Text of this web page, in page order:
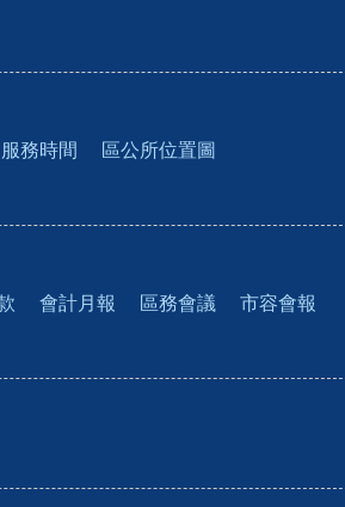
服務時間 區公所位置圖
會計月報 區務會議 市容會報